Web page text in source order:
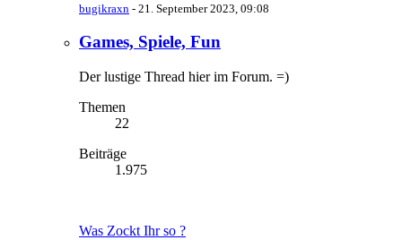
bugikraxn - 21. September 2023, 09:08
Games, Spiele, Fun
Der lustige Thread hier im Forum. =)
Themen
22
Beiträge
1.975
Was Zockt Ihr so ?